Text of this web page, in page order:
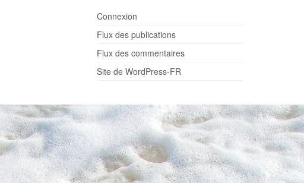
Connexion
Flux des publications
Flux des commentaires
Site de WordPress-FR